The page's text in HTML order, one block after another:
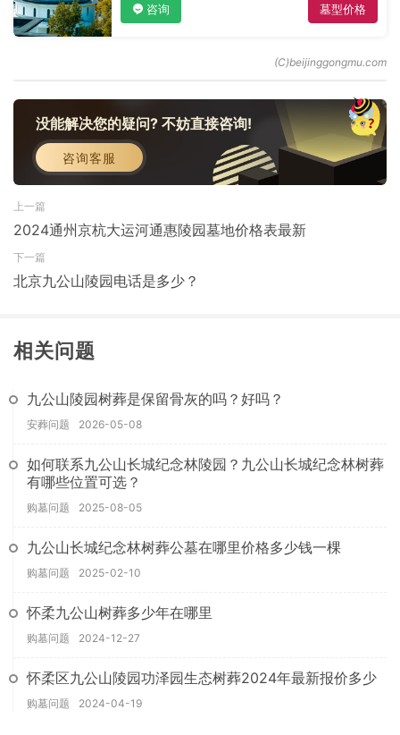
咨询 墓型价格
没能解决您的疑问? 不妨直接咨询!
咨询客服
上一篇
2024通州京杭大运河通惠陵园墓地价格表最新
下一篇
北京九公山陵园电话是多少？
相关问题
九公山陵园树葬是保留骨灰的吗？好吗？
安葬问题 2026-05-08
如何联系九公山长城纪念林陵园？九公山长城纪念林树葬
有哪些位置可选？
购墓问题 2025-08-05
九公山长城纪念林树葬公墓在哪里价格多少钱一棵
购墓问题 2025-02-10
怀柔九公山树葬多少年在哪里
购墓问题 2024-12-27
怀柔区九公山陵园功泽园生态树葬2024年最新报价多少
购墓问题 2024-04-19